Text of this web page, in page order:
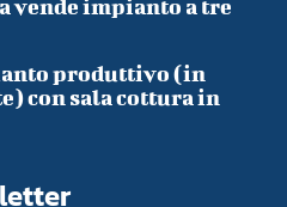
impianto a tre
produttivo (in
con sala cottura in